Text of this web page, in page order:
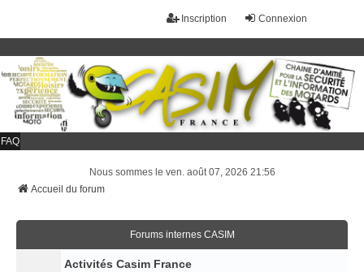
Connexion
Inscription
FAQ
Nous sommes le ven. août 07, 2026 21:56
Accueil du forum
Forums internes CASIM
Activités Casim France